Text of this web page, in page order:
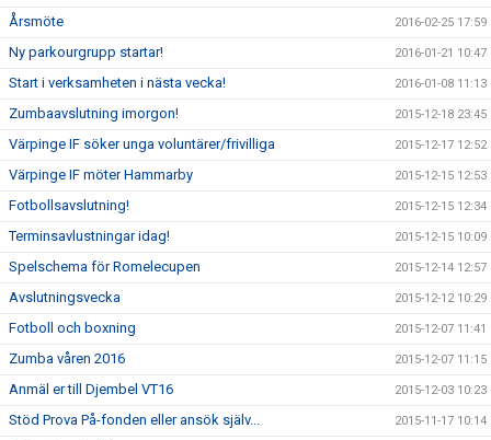
Årsmöte 2016-02-25 17:59
Ny parkourgrupp startar! 2016-01-21 10:47
Start i verksamheten i nästa vecka! 2016-01-08 11:13
Zumbaavslutning imorgon! 2015-12-18 23:45
Värpinge IF söker unga voluntärer/frivilliga 2015-12-17 12:52
Värpinge IF möter Hammarby 2015-12-15 12:53
Fotbollsavslutning! 2015-12-15 12:34
Terminsavlustningar idag! 2015-12-15 10:09
Spelschema för Romelecupen 2015-12-14 12:57
Avslutningsvecka 2015-12-12 10:29
Fotboll och boxning 2015-12-07 11:41
Zumba våren 2016 2015-12-07 11:15
Anmäl er till Djembel VT16 2015-12-03 10:23
Stöd Prova På-fonden eller ansök själv... 2015-11-17 10:14